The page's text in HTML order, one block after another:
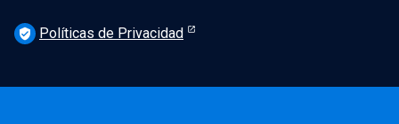
verified_user Políticas de Privacidad